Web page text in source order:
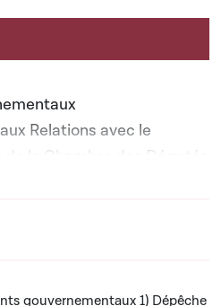
Relations avec le
la Chambre des Députés
gouvernementaux
de loi
à afficher ou cacher tous les
gouvernementaux 1) Dépêche